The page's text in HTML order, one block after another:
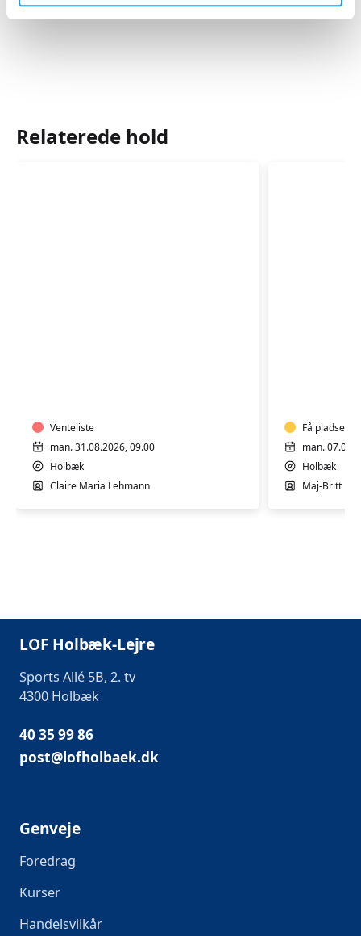
Relaterede hold
Venteliste
man. 31.08.2026, 09.00
Holbæk
Claire Maria Lehmann
Få pladser
man.
Holbæk
Maj-Britt
LOF Holbæk-Lejre
Sports Allé 5B, 2. tv
4300 Holbæk
40 35 99 86
post@lofholbaek.dk
Genveje
Foredrag
Kurser
Handelsvilkår